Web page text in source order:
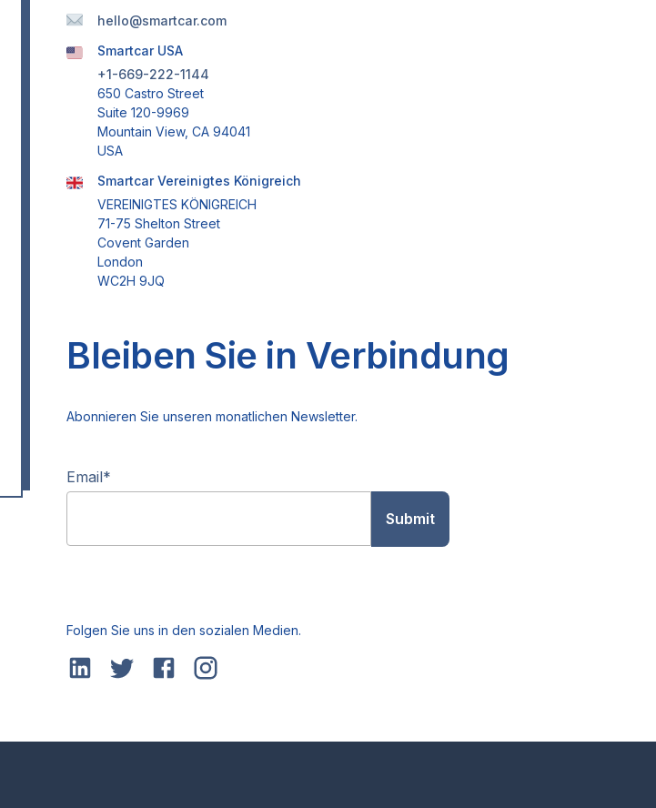
hello@smartcar.com
Smartcar USA
+1-669-222-1144
650 Castro Street
Suite 120-9969
Mountain View, CA 94041
USA
Smartcar Vereinigtes Königreich
VEREINIGTES KÖNIGREICH
71-75 Shelton Street
Covent Garden
London
WC2H 9JQ
Bleiben Sie in Verbindung
Abonnieren Sie unseren monatlichen Newsletter.
Email*
Folgen Sie uns in den sozialen Medien.